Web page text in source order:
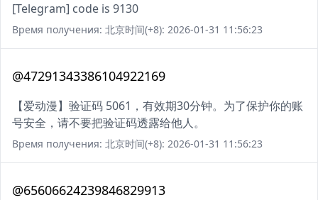
[Telegram] code is 9130
Время получения: 北京时间(+8): 2026-01-31 11:56:23
@47291343386104922169
【爱动漫】验证码 5061，有效期30分钟。为了保护你的账
号安全，请不要把验证码透露给他人。
Время получения: 北京时间(+8): 2026-01-31 11:56:23
@65606624239846829913